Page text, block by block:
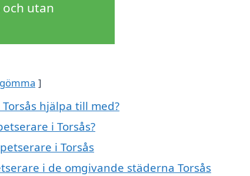
utan
gömma
hjälpa till med?
i Torsås?
i Torsås
i de omgivande städerna Torsås